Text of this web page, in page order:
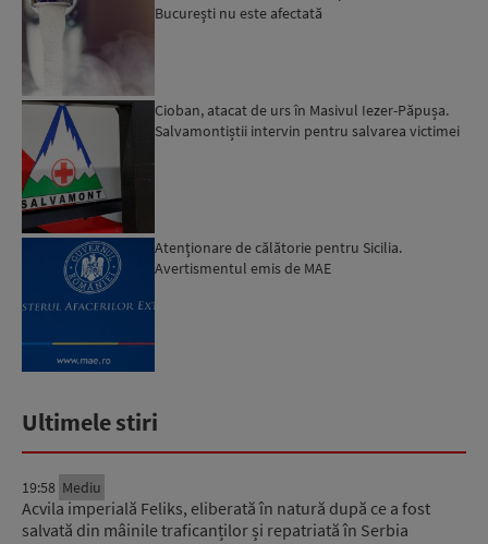
Bucureşti nu este afectată
Cioban, atacat de urs în Masivul Iezer-Păpușa.
Salvamontiștii intervin pentru salvarea victimei
Atenţionare de călătorie pentru Sicilia.
Avertismentul emis de MAE
Ultimele stiri
19:58 Mediu
Acvila imperială Feliks, eliberată în natură după ce a fost
salvată din mâinile traficanților și repatriată în Serbia